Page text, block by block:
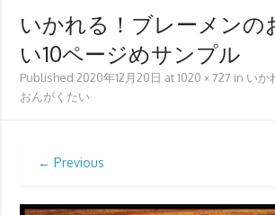
いかれる！ブレーメンの
い10ページめサンプル
Published2020年12月20日 at1020 × 727 in いか
おんがくたい
← Previous